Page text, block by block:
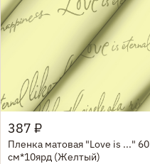
Быстрый просмотр
387 ₽
Пленка матовая "Love is ..." 60
см*10ярд (Желтый)